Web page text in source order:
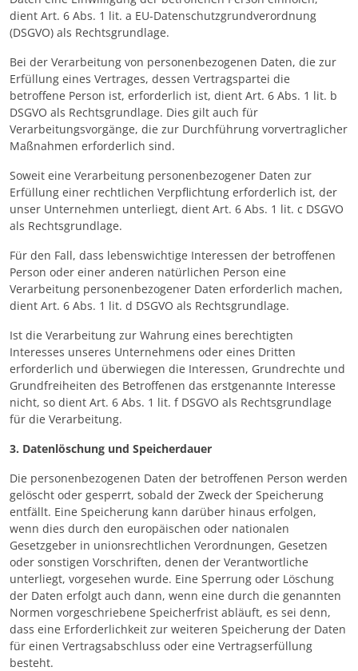
dient Art. 6 Abs. 1 lit. a EU-Datenschutzgrundverordnung
(DSGVO) als Rechtsgrundlage.
Bei der Verarbeitung von personenbezogenen Daten, die zur
Erfüllung eines Vertrages, dessen Vertragspartei die
betroffene Person ist, erforderlich ist, dient Art. 6 Abs. 1 lit. b
DSGVO als Rechtsgrundlage. Dies gilt auch für
Verarbeitungsvorgänge, die zur Durchführung vorvertraglicher
Maßnahmen erforderlich sind.
Soweit eine Verarbeitung personenbezogener Daten zur
Erfüllung einer rechtlichen Verpflichtung erforderlich ist, der
unser Unternehmen unterliegt, dient Art. 6 Abs. 1 lit. c DSGVO
als Rechtsgrundlage.
Für den Fall, dass lebenswichtige Interessen der betroffenen
Person oder einer anderen natürlichen Person eine
Verarbeitung personenbezogener Daten erforderlich machen,
dient Art. 6 Abs. 1 lit. d DSGVO als Rechtsgrundlage.
Ist die Verarbeitung zur Wahrung eines berechtigten
Interesses unseres Unternehmens oder eines Dritten
erforderlich und überwiegen die Interessen, Grundrechte und
Grundfreiheiten des Betroffenen das erstgenannte Interesse
nicht, so dient Art. 6 Abs. 1 lit. f DSGVO als Rechtsgrundlage
für die Verarbeitung.
3. Datenlöschung und Speicherdauer
Die personenbezogenen Daten der betroffenen Person werden
gelöscht oder gesperrt, sobald der Zweck der Speicherung
entfällt. Eine Speicherung kann darüber hinaus erfolgen,
wenn dies durch den europäischen oder nationalen
Gesetzgeber in unionsrechtlichen Verordnungen, Gesetzen
oder sonstigen Vorschriften, denen der Verantwortliche
unterliegt, vorgesehen wurde. Eine Sperrung oder Löschung
der Daten erfolgt auch dann, wenn eine durch die genannten
Normen vorgeschriebene Speicherfrist abläuft, es sei denn,
dass eine Erforderlichkeit zur weiteren Speicherung der Daten
für einen Vertragsabschluss oder eine Vertragserfüllung
besteht.